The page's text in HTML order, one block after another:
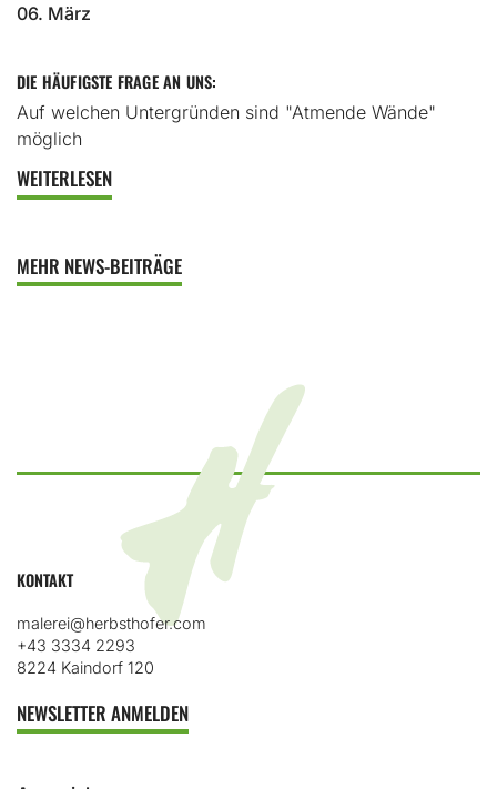
06. März
DIE HÄUFIGSTE FRAGE AN UNS:
Auf welchen Untergründen sind "Atmende Wände"
möglich
WEITERLESEN
MEHR NEWS-BEITRÄGE
KONTAKT
malerei@herbsthofer.com
+43 3334 2293
8224 Kaindorf 120
NEWSLETTER ANMELDEN